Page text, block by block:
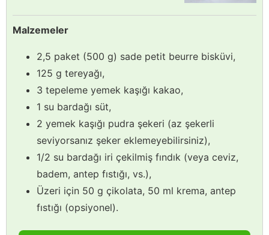
Malzemeler
2,5 paket (500 g) sade petit beurre bisküvi,
125 g tereyağı,
3 tepeleme yemek kaşığı kakao,
1 su bardağı süt,
2 yemek kaşığı pudra şekeri (az şekerli
seviyorsanız şeker eklemeyebilirsiniz),
1/2 su bardağı iri çekilmiş fındık (veya ceviz,
badem, antep fıstığı, vs.),
Üzeri için 50 g çikolata, 50 ml krema, antep
fıstığı (opsiyonel).